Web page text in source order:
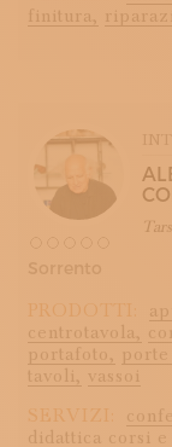
finitura,
PRODOTTI:
centrotavola,
portafoto,
tavoli,
vassoi
SERVIZI:
didattica corsi e